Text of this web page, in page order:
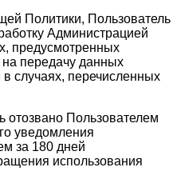
Политики, Пользователь
Администрацией
предусмотренных
передачу данных
случаях, перечисленных
отозвано Пользователем
уведомления
за 180 дней
использования